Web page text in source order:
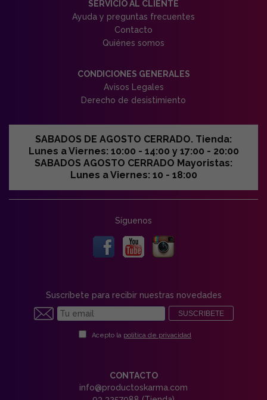
SERVICIO AL CLIENTE
Ayuda y preguntas frecuentes
Contacto
Quiénes somos
CONDICIONES GENERALES
Avisos Legales
Derecho de desistimiento
SABADOS DE AGOSTO CERRADO. Tienda:
Lunes a Viernes: 10:00 - 14:00 y 17:00 - 20:00
SABADOS AGOSTO CERRADO Mayoristas:
Lunes a Viernes: 10 - 18:00
Síguenos
Suscríbete para recibir nuestras novedades
SUSCRIBETE
Acepto la política de privacidad
CONTACTO
info@productoskarma.com